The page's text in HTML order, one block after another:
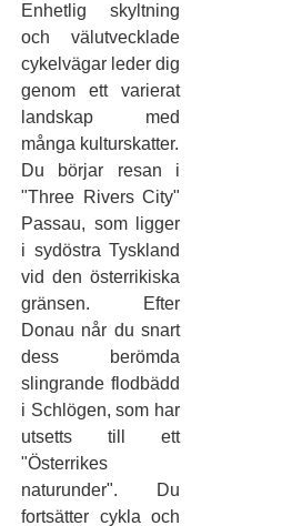
Enhetlig skyltning
och välutvecklade
cykelvägar leder dig
genom ett varierat
landskap med
många kulturskatter.
Du börjar resan i
"Three Rivers City"
Passau, som ligger
i sydöstra Tyskland
vid den österrikiska
gränsen. Efter
Donau når du snart
dess berömda
slingrande flodbädd
i Schlögen, som har
utsetts till ett
"Österrikes
naturunder". Du
fortsätter cykla och